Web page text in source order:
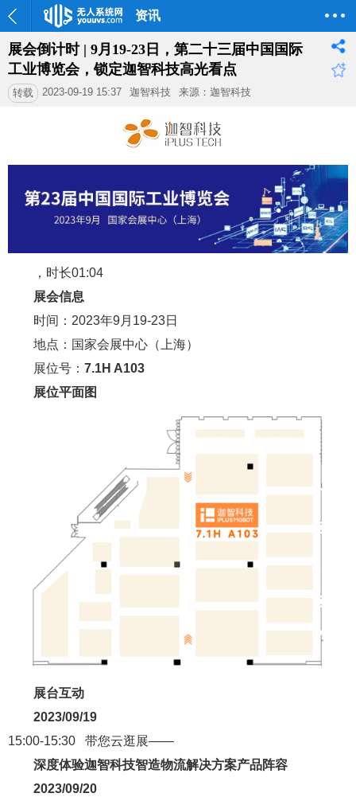
资讯
展会倒计时 | ​9月19-23日，第二十三届中国国际
工业博览会，锁定迦智科技高光看点
转载 2023-09-19 15:37 迦智科技 来源：迦智科技
，时长01:04
展会信息
时间：2023年9月19-23日
地点：国家会展中心（上海）
展位号： 7.1H A103
展位平面图
展台互动
2023/09/19
15:00-15:30 带您云逛展——
深度体验迦智科技智造物流解决方案产品阵容
2023/09/20